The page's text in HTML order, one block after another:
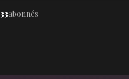
33abonnés